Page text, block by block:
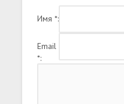
Имя *:
Email
*: